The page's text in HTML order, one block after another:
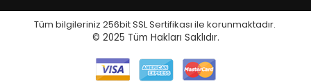
Tüm bilgileriniz 256bit SSL Sertifikası ile korunmaktadır.
© 2025 Tüm Hakları Saklıdır.